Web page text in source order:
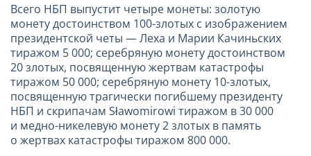
Всего НБП выпустит четыре монеты: золотую
монету достоинством 100-злотых с изображением
президентской четы — Леха и Марии Качиньских
тиражом 5 000; серебряную монету достоинством
20 злотых, посвященную жертвам катастрофы
тиражом 50 000; серебряную монету 10-злотых,
посвященную трагически погибшему президенту
НБП и скрипачам Sławomirowi тиражом в 30 000
и медно-никелевую монету 2 злотых в память
о жертвах катастрофы тиражом 800 000.